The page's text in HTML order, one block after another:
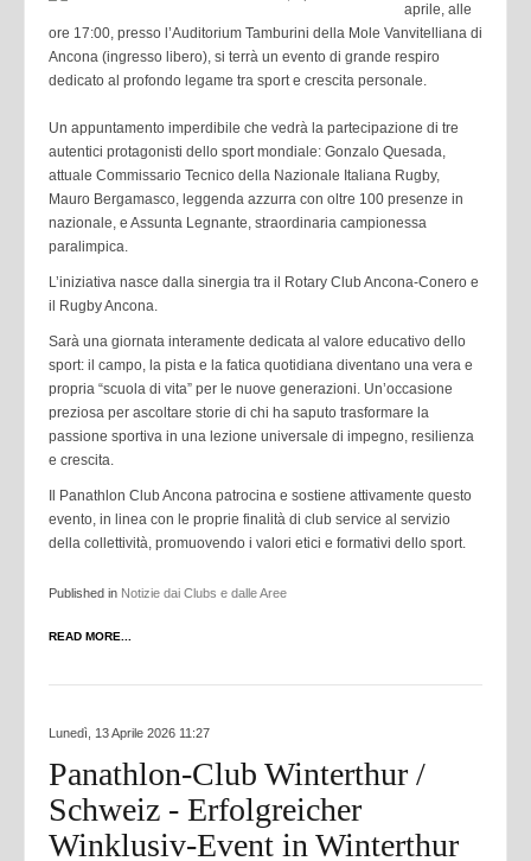
aprile, alle
ore 17:00, presso l’Auditorium Tamburini della Mole Vanvitelliana di
Ancona (ingresso libero), si terrà un evento di grande respiro
dedicato al profondo legame tra sport e crescita personale.
Un appuntamento imperdibile che vedrà la partecipazione di tre
autentici protagonisti dello sport mondiale: Gonzalo Quesada,
attuale Commissario Tecnico della Nazionale Italiana Rugby,
Mauro Bergamasco, leggenda azzurra con oltre 100 presenze in
nazionale, e Assunta Legnante, straordinaria campionessa
paralimpica.
L’iniziativa nasce dalla sinergia tra il Rotary Club Ancona-Conero e
il Rugby Ancona.
Sarà una giornata interamente dedicata al valore educativo dello
sport: il campo, la pista e la fatica quotidiana diventano una vera e
propria “scuola di vita” per le nuove generazioni. Un’occasione
preziosa per ascoltare storie di chi ha saputo trasformare la
passione sportiva in una lezione universale di impegno, resilienza
e crescita.
Il Panathlon Club Ancona patrocina e sostiene attivamente questo
evento, in linea con le proprie finalità di club service al servizio
della collettività, promuovendo i valori etici e formativi dello sport.
Published in Notizie dai Clubs e dalle Aree
READ MORE...
Lunedì, 13 Aprile 2026 11:27
Panathlon-Club Winterthur /
Schweiz - Erfolgreicher
Winklusiv-Event in Winterthur